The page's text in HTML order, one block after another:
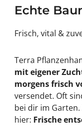
Echte
Frisch, vital &
Terra
mit eigener
morgens frisch
versendet. Oft
bei dir im
hier: Frische